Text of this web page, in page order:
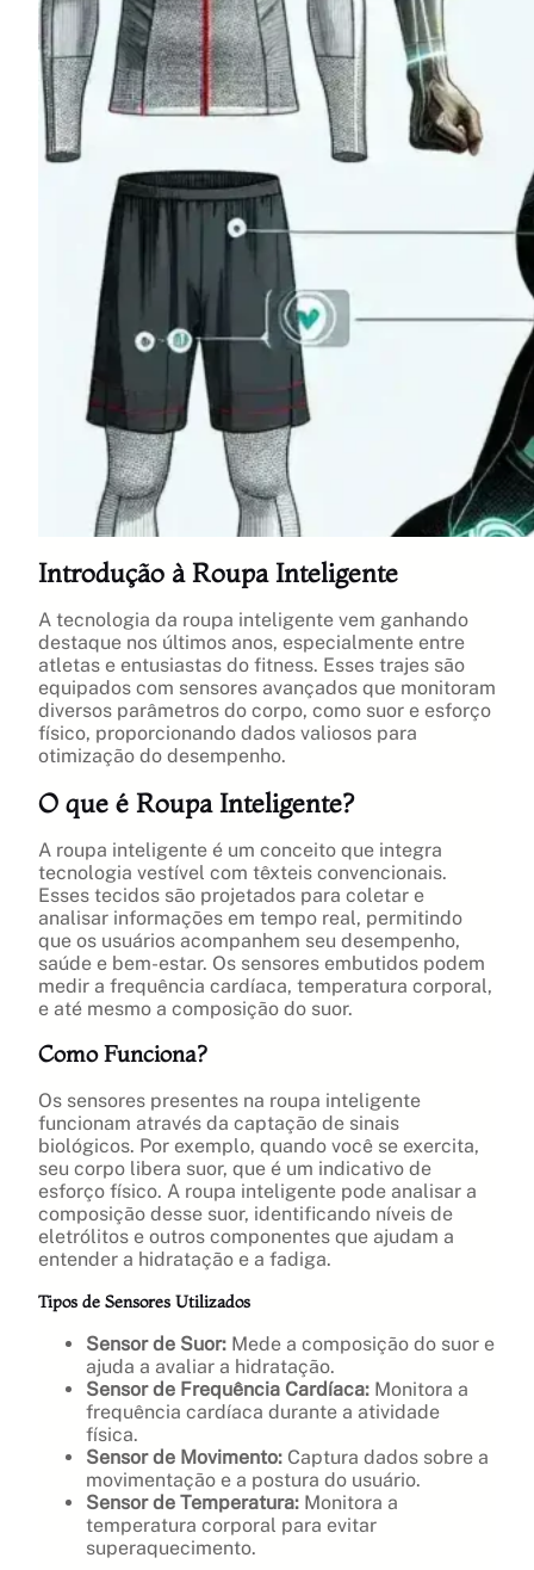
Introdução à Roupa Inteligente
A tecnologia da roupa inteligente vem ganhando
destaque nos últimos anos, especialmente entre
atletas e entusiastas do fitness. Esses trajes são
equipados com sensores avançados que monitoram
diversos parâmetros do corpo, como suor e esforço
físico, proporcionando dados valiosos para
otimização do desempenho.
O que é Roupa Inteligente?
A roupa inteligente é um conceito que integra
tecnologia vestível com têxteis convencionais.
Esses tecidos são projetados para coletar e
analisar informações em tempo real, permitindo
que os usuários acompanhem seu desempenho,
saúde e bem-estar. Os sensores embutidos podem
medir a frequência cardíaca, temperatura corporal,
e até mesmo a composição do suor.
Como Funciona?
Os sensores presentes na roupa inteligente
funcionam através da captação de sinais
biológicos. Por exemplo, quando você se exercita,
seu corpo libera suor, que é um indicativo de
esforço físico. A roupa inteligente pode analisar a
composição desse suor, identificando níveis de
eletrólitos e outros componentes que ajudam a
entender a hidratação e a fadiga.
Tipos de Sensores Utilizados
Sensor de Suor: Mede a composição do suor e
ajuda a avaliar a hidratação.
Sensor de Frequência Cardíaca: Monitora a
frequência cardíaca durante a atividade
física.
Sensor de Movimento: Captura dados sobre a
movimentação e a postura do usuário.
Sensor de Temperatura: Monitora a
temperatura corporal para evitar
superaquecimento.